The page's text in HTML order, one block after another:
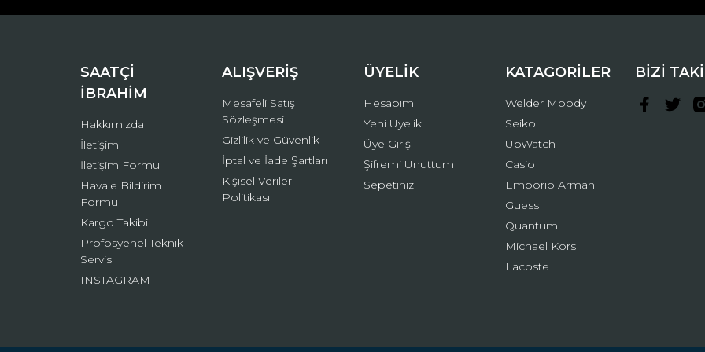
Bu ürüne benzer farklı alternatifler olmalı.
Gönder
SAATÇİ
İBRAHİM
Hakkımızda
İletişim
İletişim Formu
Havale Bildirim
Formu
Kargo Takibi
Profosyenel Teknik
Servis
INSTAGRAM
ALIŞVERİŞ
Mesafeli Satış
Sözleşmesi
Gizlilik ve Güvenlik
İptal ve İade Şartları
Kişisel Veriler
Politikası
ÜYELİK
Hesabım
Yeni Üyelik
Üye Girişi
Şifremi Unuttum
Sepetiniz
KATAGORİLER
Welder Moody
Seiko
UpWatch
Casio
Emporio Armani
Guess
Quantum
Michael Kors
Lacoste
BİZİ